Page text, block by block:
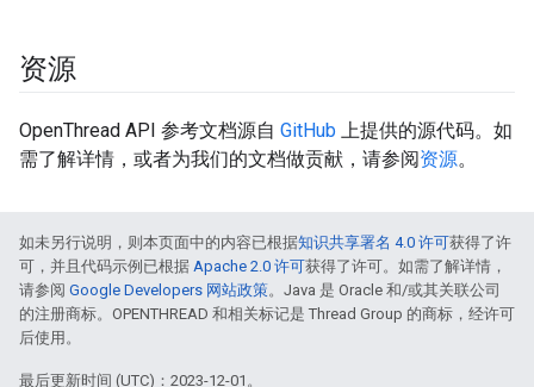
资源
OpenThread API 参考文档源自 GitHub 上提供的源代码。如
需了解详情，或者为我们的文档做贡献，请参阅资源。
如未另行说明，则本页面中的内容已根据知识共享署名 4.0 许可获得了许
可，并且代码示例已根据 Apache 2.0 许可获得了许可。如需了解详情，
请参阅 Google Developers 网站政策。Java 是 Oracle 和/或其关联公司
的注册商标。OPENTHREAD 和相关标记是 Thread Group 的商标，经许可
后使用。
最后更新时间 (UTC)：2023-12-01。